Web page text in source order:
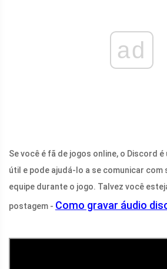
ad
Se você é fã de jogos online, o Discord
útil e pode ajudá-lo a se comunicar com
equipe durante o jogo. Talvez você
postagem - Como gravar áudio